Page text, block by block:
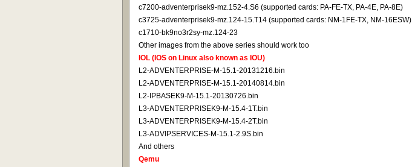
c7200-adventerprisek9-mz.152-4.S6 (supported cards: PA-FE-TX, PA-4E, PA-8E)
c3725-adventerprisek9-mz.124-15.T14 (supported cards: NM-1FE-TX, NM-16ESW)
c1710-bk9no3r2sy-mz.124-23
Other images from the above series should work too
IOL (IOS on Linux also known as IOU)
L2-ADVENTERPRISE-M-15.1-20131216.bin
L2-ADVENTERPRISE-M-15.1-20140814.bin
L2-IPBASEK9-M-15.1-20130726.bin
L3-ADVENTERPRISEK9-M-15.4-1T.bin
L3-ADVENTERPRISEK9-M-15.4-2T.bin
L3-ADVIPSERVICES-M-15.1-2.9S.bin
And others
Qemu